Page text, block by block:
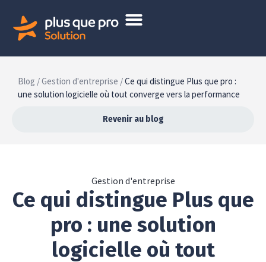
Blog /Gestion d'entreprise /Ce qui distingue Plus que pro :
une solution logicielle où tout converge vers la performance
Revenir au blog
Gestion d'entreprise
Ce qui distingue Plus que
pro : une solution
logicielle où tout